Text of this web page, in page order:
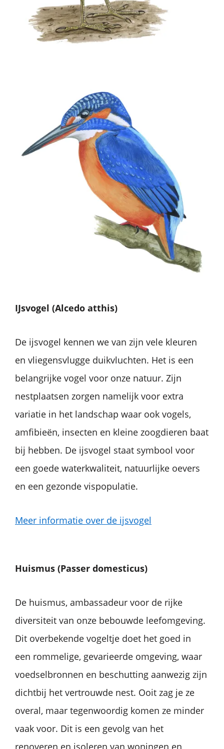
IJsvogel (Alcedo atthis)
De ijsvogel kennen we van zijn vele kleuren
en vliegensvlugge duikvluchten. Het is een
belangrijke vogel voor onze natuur. Zijn
nestplaatsen zorgen namelijk voor extra
variatie in het landschap waar ook vogels,
amfibieën, insecten en kleine zoogdieren baat
bij hebben. De ijsvogel staat symbool voor
een goede waterkwaliteit, natuurlijke oevers
en een gezonde vispopulatie.
Meer informatie over de ijsvogel
Huismus (Passer domesticus)
De huismus, ambassadeur voor de rijke
diversiteit van onze bebouwde leefomgeving.
Dit overbekende vogeltje doet het goed in
een rommelige, gevarieerde omgeving, waar
voedselbronnen en beschutting aanwezig zijn
dichtbij het vertrouwde nest. Ooit zag je ze
overal, maar tegenwoordig komen ze minder
vaak voor. Dit is een gevolg van het